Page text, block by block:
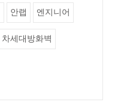
안랩 엔지니어
차세대방화벽